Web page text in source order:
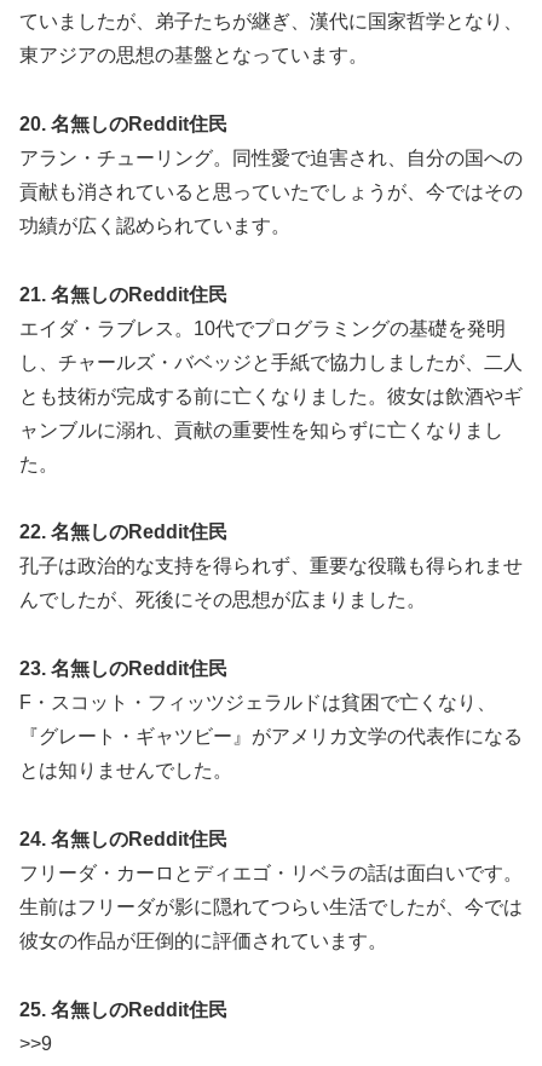
ていましたが、弟子たちが継ぎ、漢代に国家哲学となり、
東アジアの思想の基盤となっています。
20. 名無しのReddit住民
アラン・チューリング。同性愛で迫害され、自分の国への
貢献も消されていると思っていたでしょうが、今ではその
功績が広く認められています。
21. 名無しのReddit住民
エイダ・ラブレス。10代でプログラミングの基礎を発明
し、チャールズ・バベッジと手紙で協力しましたが、二人
とも技術が完成する前に亡くなりました。彼女は飲酒やギ
ャンブルに溺れ、貢献の重要性を知らずに亡くなりまし
た。
22. 名無しのReddit住民
孔子は政治的な支持を得られず、重要な役職も得られませ
んでしたが、死後にその思想が広まりました。
23. 名無しのReddit住民
F・スコット・フィッツジェラルドは貧困で亡くなり、
『グレート・ギャツビー』がアメリカ文学の代表作になる
とは知りませんでした。
24. 名無しのReddit住民
フリーダ・カーロとディエゴ・リベラの話は面白いです。
生前はフリーダが影に隠れてつらい生活でしたが、今では
彼女の作品が圧倒的に評価されています。
25. 名無しのReddit住民
>>9